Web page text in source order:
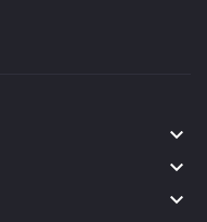
keyboard_arrow_down
keyboard_arrow_down
keyboard_arrow_down